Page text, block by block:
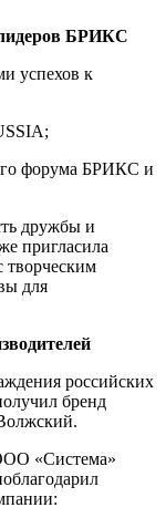
БРИКС
успехов к
форума БРИКС и
дружбы и
пригласила
творческим
для
российских
бренд
«Система»